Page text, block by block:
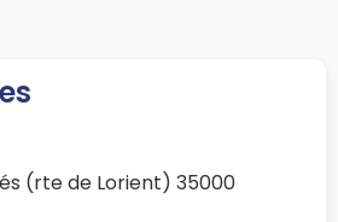
(rte de Lorient) 35000